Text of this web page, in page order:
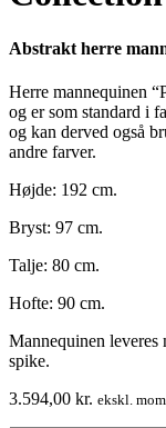
Abstrakt herre
Herre mannequinen
og er som standard i
og kan derved også
andre farver.
Højde: 192 cm.
Bryst: 97 cm.
Talje: 80 cm.
Hofte: 90 cm.
Mannequinen
spike.
3.594,00 kr. ekskl.